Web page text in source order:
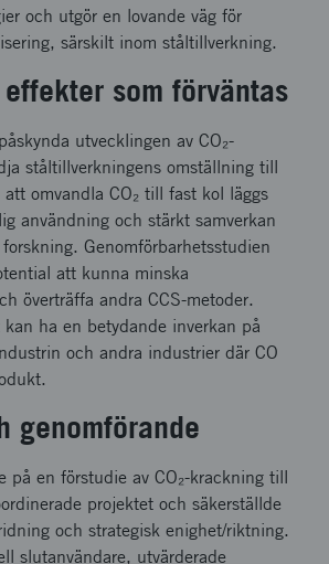
och utgör en lovande väg för
särskilt inom ståltillverkning.
som förväntas
utvecklingen av CO₂-
ståltillverkningens omställning till
omvandla CO₂ till fast kol läggs
användning och stärkt samverkan
Genomförbarhetsstudien
att kunna minska
överträffa andra CCS-metoder.
ha en betydande inverkan på
och andra industrier där CO
genomförande
på en förstudie av CO₂-krackning till
projektet och säkerställde
och strategisk enighet/riktning.
slutanvändare, utvärderade